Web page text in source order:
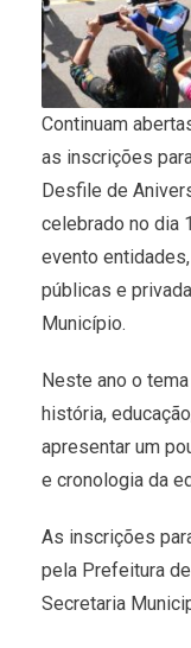
Continuam
as inscrições
Desfile de
celebrado no dia
evento
públicas e
Município.
Neste ano o
história,
apresentar um
e cronologia da
As inscrições
pela Prefeitura
Secretaria